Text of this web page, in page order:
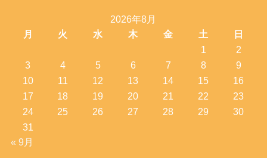
2026年8月
月
火 水 木 金 土
日
1
2
3
4 5 6 7 8
9
10
11 12 13 14 15
16
17
18 19 20 21 22
23
24
25 26 27 28 29
30
31
« 9月